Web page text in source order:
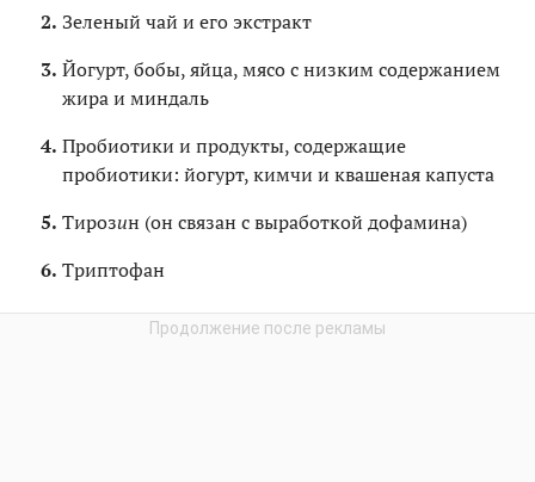
Зеленый чай и его экстракт
Йогурт, бобы, яйца, мясо с низким содержанием
жира и миндаль
Пробиотики и продукты, содержащие
пробиотики: йогурт, кимчи и квашеная капуста
Тирозин (он связан с выработкой дофамина)
Триптофан